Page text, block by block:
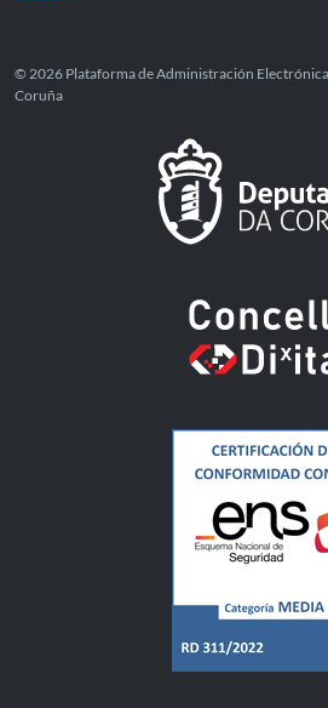
© 2026 Plataforma de Administración
Coruña